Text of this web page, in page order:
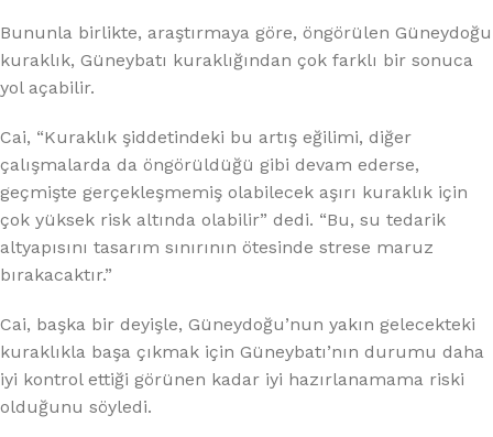
Bununla birlikte, araştırmaya göre, öngörülen Güneydoğu
kuraklık, Güneybatı kuraklığından çok farklı bir sonuca
yol açabilir.
Cai, “Kuraklık şiddetindeki bu artış eğilimi, diğer
çalışmalarda da öngörüldüğü gibi devam ederse,
geçmişte gerçekleşmemiş olabilecek aşırı kuraklık için
çok yüksek risk altında olabilir” dedi. “Bu, su tedarik
altyapısını tasarım sınırının ötesinde strese maruz
bırakacaktır.”
Cai, başka bir deyişle, Güneydoğu’nun yakın gelecekteki
kuraklıkla başa çıkmak için Güneybatı’nın durumu daha
iyi kontrol ettiği görünen kadar iyi hazırlanamama riski
olduğunu söyledi.